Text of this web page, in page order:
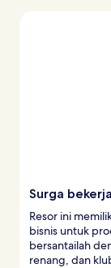
Surga
Resor ini
bisnis untuk
bersantailah
renang, dan